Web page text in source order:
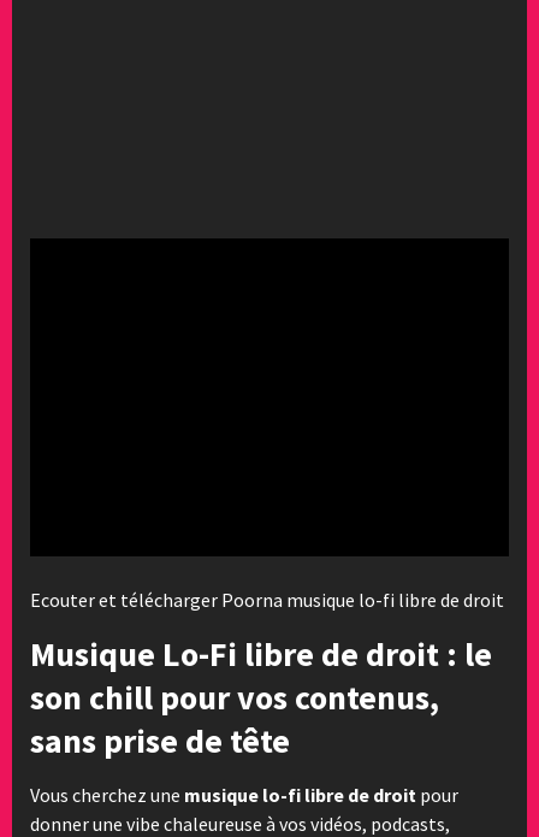
Ecouter et télécharger Poorna musique lo-fi libre de droit
Musique Lo-Fi libre de droit : le
son chill pour vos contenus,
sans prise de tête
Vous cherchez une musique lo-fi libre de droit pour
donner une vibe chaleureuse à vos vidéos, podcasts,